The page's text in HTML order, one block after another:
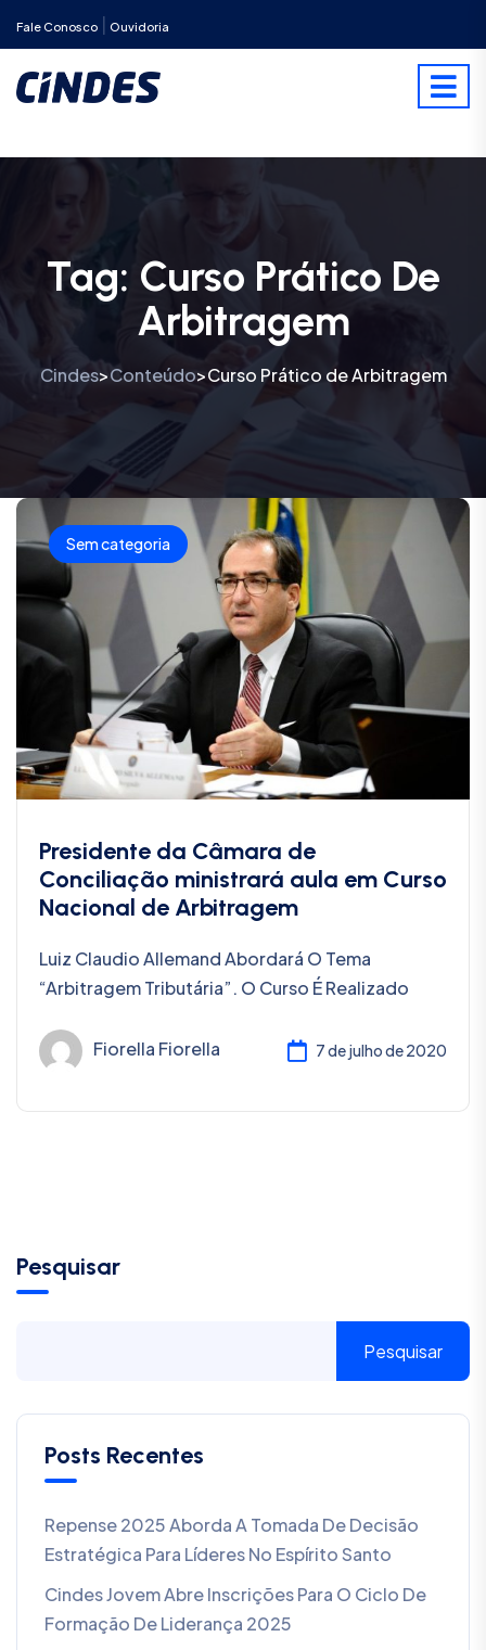
Fale Conosco Ouvidoria
Tag: Curso Prático De
Arbitragem
Cindes>Conteúdo>Curso Prático de Arbitragem
Sem categoria
Presidente da Câmara de
Conciliação ministrará aula em Curso
Nacional de Arbitragem
Luiz Claudio Allemand Abordará O Tema
“Arbitragem Tributária”. O Curso É Realizado
Fiorella Fiorella 7 de julho de 2020
Pesquisar
Pesquisar
Posts Recentes
Repense 2025 Aborda A Tomada De Decisão
Estratégica Para Líderes No Espírito Santo
Cindes Jovem Abre Inscrições Para O Ciclo De
Formação De Liderança 2025